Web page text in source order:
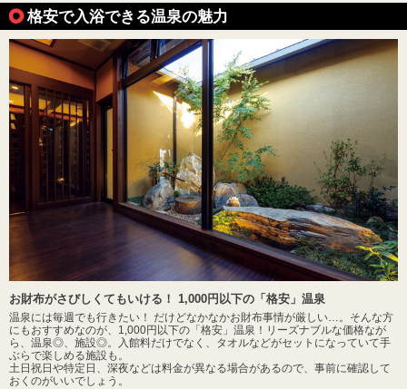
格安で入浴できる温泉の魅力
お財布がさびしくてもいける！ 1,000円以下の「格安」温泉
温泉には毎週でも行きたい！ だけどなかなかお財布事情が厳しい…。そんな方
にもおすすめなのが、1,000円以下の「格安」温泉！リーズナブルな価格なが
ら、温泉◎、施設◎。入館料だけでなく、タオルなどがセットになっていて手
ぶらで楽しめる施設も。
土日祝日や特定日、深夜などは料金が異なる場合があるので、事前に確認して
おくのがいいでしょう。